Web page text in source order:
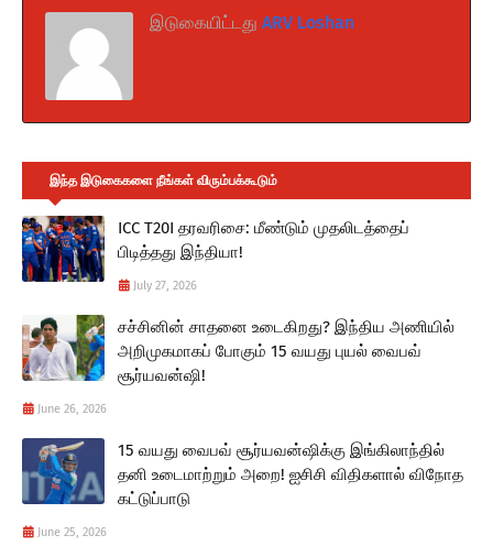
இடுகையிட்டது ARV Loshan
இந்த இடுகைகளை நீங்கள் விரும்பக்கூடும்
ICC T20I தரவரிசை: மீண்டும் முதலிடத்தைப்
பிடித்தது இந்தியா!
July 27, 2026
சச்சினின் சாதனை உடைகிறது? இந்திய அணியில்
அறிமுகமாகப் போகும் 15 வயது புயல் வைபவ்
சூர்யவன்ஷி!
June 26, 2026
15 வயது வைபவ் சூர்யவன்ஷிக்கு இங்கிலாந்தில்
தனி உடைமாற்றும் அறை! ஐசிசி விதிகளால் விநோத
கட்டுப்பாடு
June 25, 2026